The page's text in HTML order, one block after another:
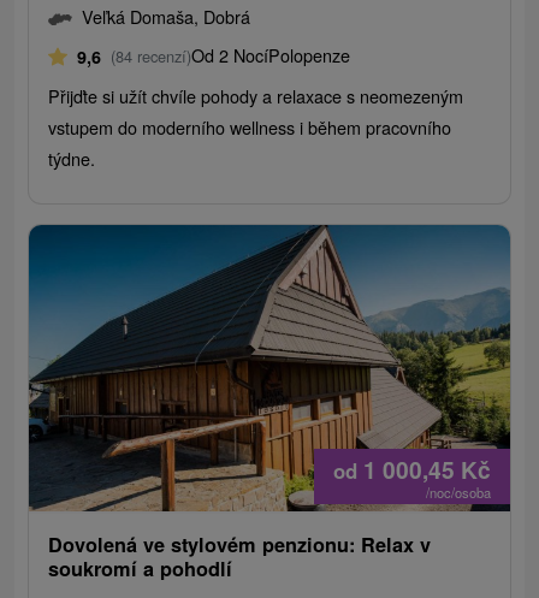
Veľká Domaša, Dobrá
9,6 (84 recenzí)Od 2 NocíPolopenze
Přijďte si užít chvíle pohody a relaxace s neomezeným
vstupem do moderního wellness i během pracovního
týdne.
od 1 000,45 Kč
/noc/osoba
Dovolená ve stylovém penzionu: Relax v
soukromí a pohodlí